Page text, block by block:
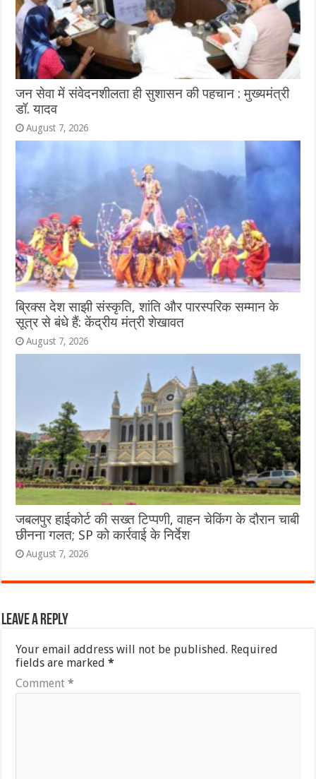
जन सेवा में संवेदनशीलता ही सुशासन की पहचान : मुख्यमंत्री
डॉ. यादव
August 7, 2026
ब्रिक्स देश साझी संस्कृति, शांति और पारस्परिक सम्मान के
सूत्र से बंधे हैं: केंद्रीय मंत्री शेखावत
August 7, 2026
जबलपुर हाईकोर्ट की सख्त टिप्पणी, वाहन चेकिंग के दौरान चाबी
छीनना गलत; SP को कार्रवाई के निर्देश
August 7, 2026
Leave a Reply
Your email address will not be published. Required
fields are marked*
Comment*